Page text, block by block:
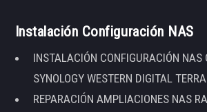
Instalación Configuración NAS
INSTALACIÓN CONFIGURACIÓN NAS
SYNOLOGY WESTERN DIGITAL
REPARACIÓN AMPLIACIONES NAS